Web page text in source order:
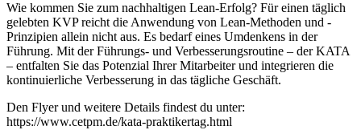
Wie kommen Sie zum nachhaltigen Lean-Erfolg? Für einen täglich
gelebten KVP reicht die Anwendung von Lean-Methoden und -
Prinzipien allein nicht aus. Es bedarf eines Umdenkens in der
Führung. Mit der Führungs- und Verbesserungsroutine – der KATA
– entfalten Sie das Potenzial Ihrer Mitarbeiter und integrieren die
kontinuierliche Verbesserung in das tägliche Geschäft.
Den Flyer und weitere Details findest du unter:
https://www.cetpm.de/kata-praktikertag.html